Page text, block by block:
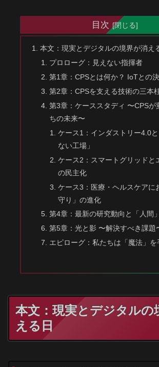
目次
本文：現実とデジタルの境界が消え
プロローグ：見えない指揮者
第1章：CPSとは何か？ IoTとの
第2章：CPSを支える技術の三本
第3章：ケーススタディ 〜CPSが
ちの未来〜
ケース1：インダストリー4.0
ない工場」
ケース2：スマートグリッドと
の民主化
ケース3：医療・ヘルスケアに
守り」の進化
第4章：最新の研究動向と「人間
第5章：光と影 〜解決すべき課題
エピローグ：私たちは「魔法」を
本文：現実とデジタルの
える日